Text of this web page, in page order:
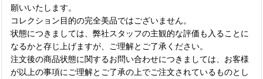
願いいたします。
コレクション目的の完全美品ではございません。
状態につきましては、弊社スタッフの主観的な評価も入ることに
なるかと存じ上げますが、ご理解とご了承ください。
注文後の商品状態に関するお問い合わせにつきましては、お客様
が以上の事項にご理解とご了承の上でご注文されているものとし